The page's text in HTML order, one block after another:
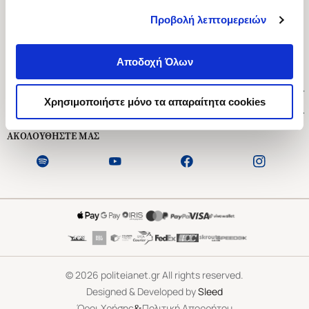
Προβολή λεπτομερειών
Αποδοχή Όλων
Χρησιμοποιήστε μόνο τα απαραίτητα cookies
Ασκληπιού 1-3, Αθήνα 106 79
Δευτέρα - Παρασκευή 09:00-21:00
Εξυπηρέτηση Πελατών
ΑΚΟΛΟΥΘΗΣΤΕ ΜΑΣ
©2026 politeianet.gr All rights reserved.
Designed & Developed bySleed